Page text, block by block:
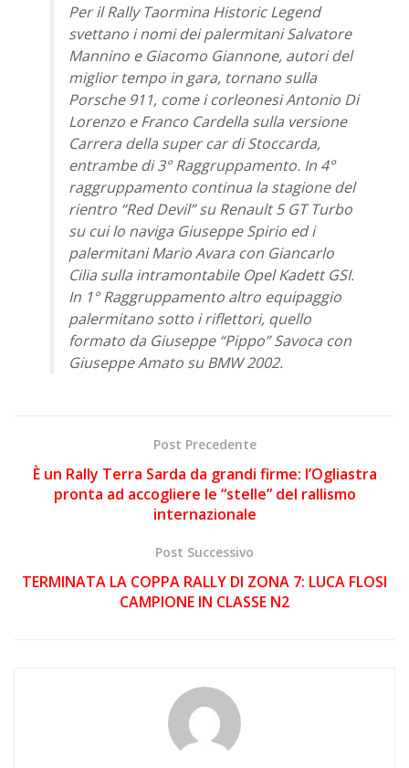
Per il Rally Taormina Historic Legend
svettano i nomi dei palermitani Salvatore
Mannino e Giacomo Giannone, autori del
miglior tempo in gara, tornano sulla
Porsche 911, come i corleonesi Antonio Di
Lorenzo e Franco Cardella sulla versione
Carrera della super car di Stoccarda,
entrambe di 3° Raggruppamento. In 4°
raggruppamento continua la stagione del
rientro “Red Devil” su Renault 5 GT Turbo
su cui lo naviga Giuseppe Spirio ed i
palermitani Mario Avara con Giancarlo
Cilia sulla intramontabile Opel Kadett GSI.
In 1° Raggruppamento altro equipaggio
palermitano sotto i riflettori, quello
formato da Giuseppe “Pippo” Savoca con
Giuseppe Amato su BMW 2002.
Post Precedente
È un Rally Terra Sarda da grandi firme: l’Ogliastra
pronta ad accogliere le “stelle” del rallismo
internazionale
Post Successivo
TERMINATA LA COPPA RALLY DI ZONA 7: LUCA FLOSI
CAMPIONE IN CLASSE N2